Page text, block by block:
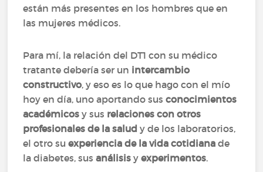
están más presentes en los hombres que en
las mujeres médicos.
Para mí, la relación del DT1 con su médico
tratante debería ser un intercambio
constructivo, y eso es lo que hago con el mío
hoy en día, uno aportando susconocimientos
académicosy sus relaciones con otros
profesionales de la saludy de los laboratorios,
el otro suexperiencia de la vida cotidiana de
la diabetes, susanálisis yexperimentos.